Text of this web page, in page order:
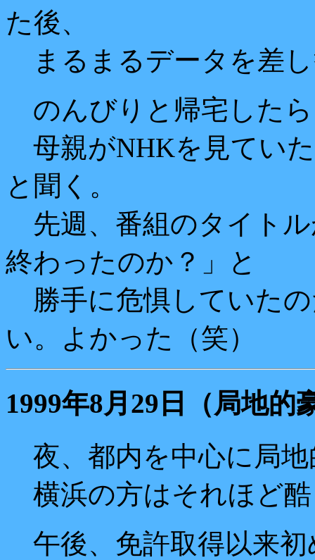
た後、
まるまるデータを差
のんびりと帰宅したら
母親がNHKを見てい
と聞く。
先週、番組のタイト
終わったのか？」と
勝手に危惧していた
い。よかった（笑）
1999年8月29日（局地的
夜、都内を中心に局
横浜の方はそれほど
午後、免許取得以来初